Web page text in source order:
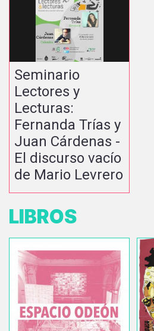
Seminario
Lectores y
Lecturas:
Fernanda Trías y
Juan Cárdenas -
El discurso vacío
de Mario Levrero
LIBROS